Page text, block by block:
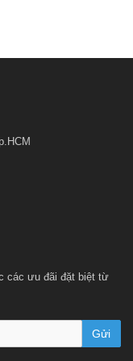
các ưu đãi đặt biệt từ
Gửi